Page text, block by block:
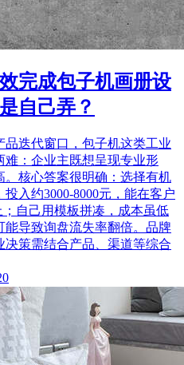
完成包子机画册设
自己弄？
迭代窗口，包子机这类工业
难：企业主既想呈现专业形
。核心答案很明确：选择有机
入约3000-8000元，能在客户
自己用模板拼凑，成本虽低
能导致询盘流失率翻倍。品牌
策需结合产品、渠道等综合